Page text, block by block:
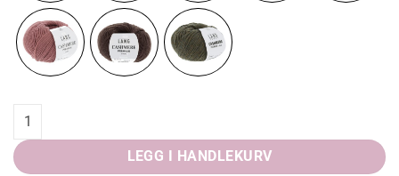
Cashmere Premium, Lang yarn quantity
LEGG I HANDLEKURV